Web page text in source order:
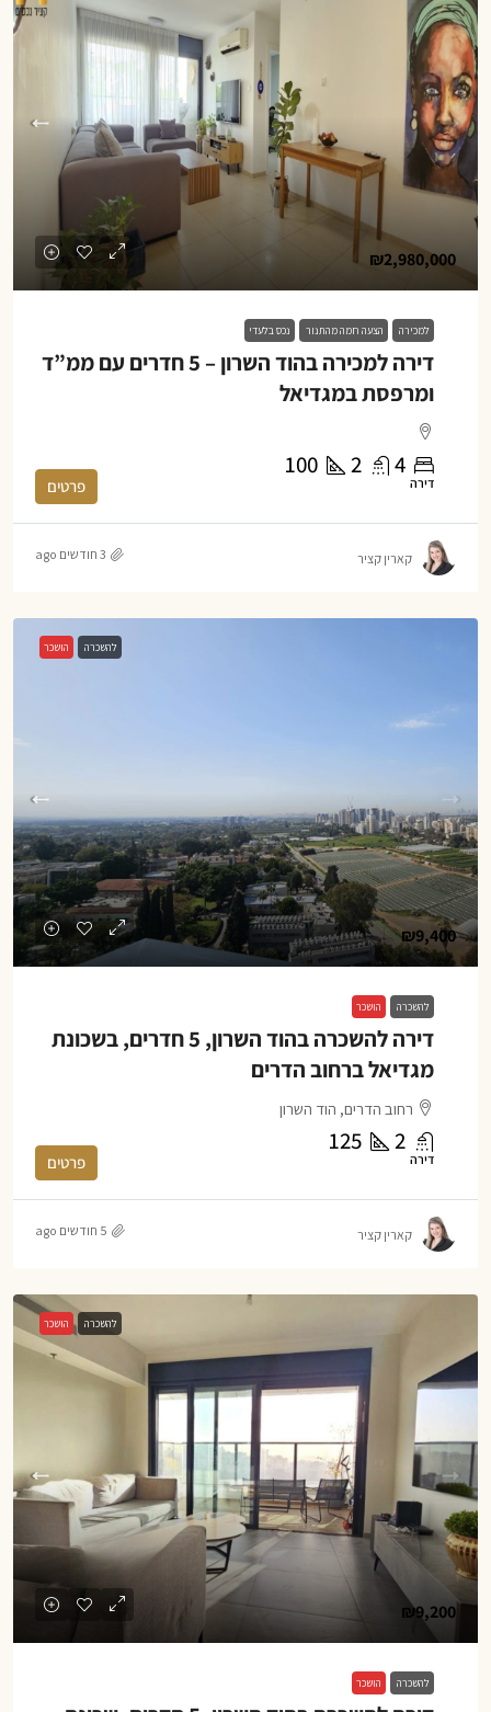
₪2,980,000
למכירה הצעה חמה מהתנור נכס בלעדי
דירה למכירה בהוד השרון – 5 חדרים עם ממ”ד
ומרפסת במגדיאל
4
2
100
דירה פרטים
קארין קציר 3 חודשים ago
להשכרה הושכר
₪9,400
להשכרה הושכר
דירה להשכרה בהוד השרון, 5 חדרים, בשכונת
מגדיאל ברחוב הדרים
רחוב הדרים, הוד השרון
2
125
דירה פרטים
קארין קציר 5 חודשים ago
להשכרה הושכר
₪9,200
להשכרה הושכר